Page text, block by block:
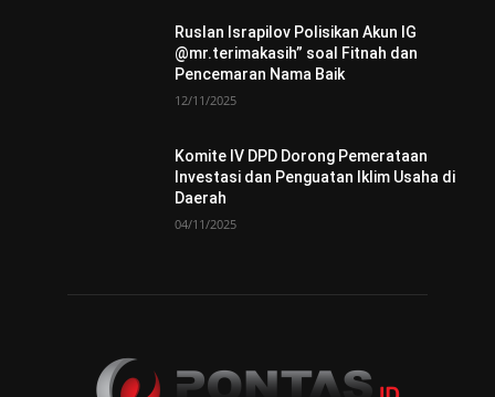
Ruslan Israpilov Polisikan Akun IG
@mr.terimakasih” soal Fitnah dan
Pencemaran Nama Baik
12/11/2025
Komite IV DPD Dorong Pemerataan
Investasi dan Penguatan Iklim Usaha di
Daerah
04/11/2025